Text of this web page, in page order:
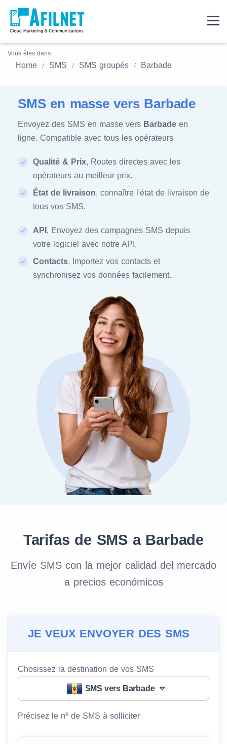
Vous êtes dans:
Home SMS SMS groupés Barbade
SMS en masse vers Barbade
Envoyez des SMS en masse vers Barbade en
ligne. Compatible avec tous les opérateurs
Qualité & Prix, Routes directes avec les
opérateurs au meilleur prix.
État de livraison, connaître l'état de livraison de
tous vos SMS.
API , Envoyez des campagnes SMS depuis
votre logiciel avec notre API.
Contacts, Importez vos contacts et
synchronisez vos données facilement.
Tarifas de SMS a Barbade
Envíe SMS con la mejor calidad del mercado
a precios económicos
JE VEUX ENVOYER DES SMS
Chosissez la destination de vos SMS
SMS vers Barbade
Précisez le nº de SMS à solliciter